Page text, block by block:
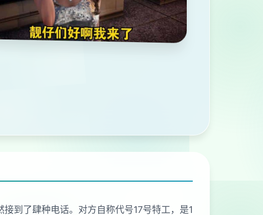
到了肆种电话。对方自称代号17号特工，是1